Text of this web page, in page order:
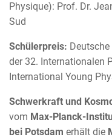
Physique): Prof. Dr.
Sud
Schülerpreis:
der 32. Internationalen
International Young
Schwerkraft und
vom Max-Planck-
bei Potsdam erhält die